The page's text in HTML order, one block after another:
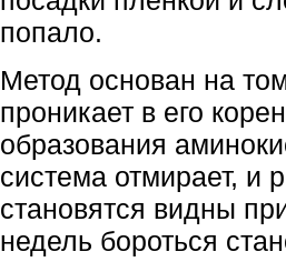
попало.
Метод основан на
проникает в его
образования
система отмирает, и
становятся видны
недель бороться